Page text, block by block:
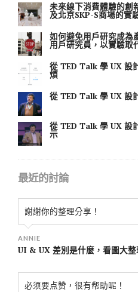
未來線下消費體驗的
及北京SKP-S商場的實
如何避免用戶研究成
用戶研究員，以實驗取
從 TED Talk 學 UX 設
煩
從 TED Talk 學 UX 設
從 TED Talk 學 UX 設
示
最近的討論
謝謝你的整理分享！
ANNIE
UI & UX 差別是什麼，看圖大整
必须要点赞，很有帮助呢！